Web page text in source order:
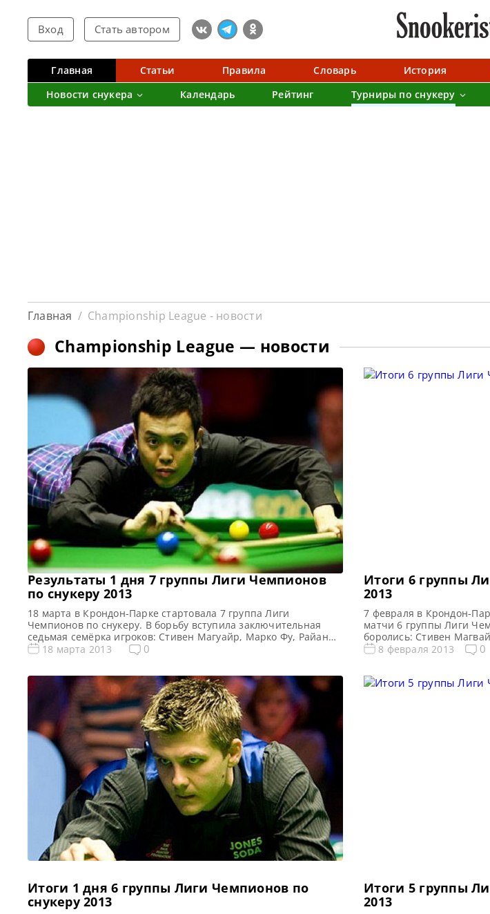
Вход Стать автором
Главная Статьи Правила Словарь История
Новости снукера
Календарь Рейтинг Турниры по снукеру
Главная / Championship League - новости
Championship League — новости
Результаты 1 дня 7 группы Лиги Чемпионов
по снукеру 2013
18 марта в Крондон-Парке стартовала 7 группа Лиги
Чемпионов по снукеру. В борьбу вступила заключительная
седьмая семёрка игроков: Стивен Магуайр, Марко Фу, Райан
Дэй, Доминик Дэйл, Эндрю Хиггинсон, Том Форд, Роберт
Барри Хокинс. По результатам 1 дня 7 группы […]
18 марта 2013 0
Итоги 6 группы
2013
7 февраля в Крондон-
матчи 6 группы Лиги
боролись: Стивен
Райан Дэй, Маркус
Джуньху, Марку Аллену,
8 февраля 2013 0
Итоги 1 дня 6 группы Лиги Чемпионов по
снукеру 2013
Итоги 5 группы
2013